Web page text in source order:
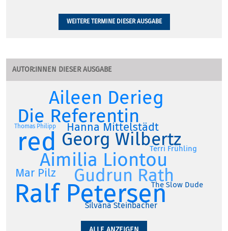
WEITERE TERMINE DIESER AUSGABE
AUTOR:INNEN DIESER AUSGABE
Ralf Petersen
red
Aileen Derieg
Aimilia Liontou
Die Referentin
Georg Wilbertz
Gudrun Rath
Hanna Mittelstädt
Mar Pilz
Silvana Steinbacher
Terri Frühling
The Slow Dude
Thomas Philipp